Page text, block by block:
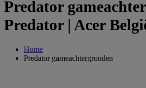
Predator
Predator | Acer
Home
Predator gameachtergronden